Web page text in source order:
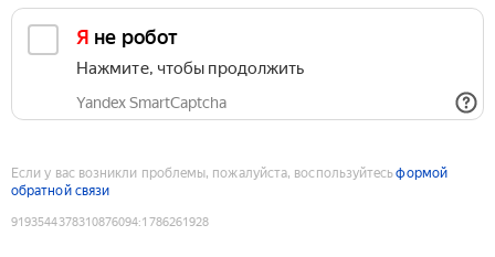
Я не робот
Нажмите, чтобы продолжить
Yandex SmartCaptcha
Если у вас возникли проблемы, пожалуйста, воспользуйтесьформой
обратной связи
9193544378310876094:1786261928